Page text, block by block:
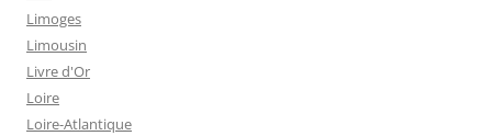
Limoges
Limousin
Livre d'Or
Loire
Loire-Atlantique